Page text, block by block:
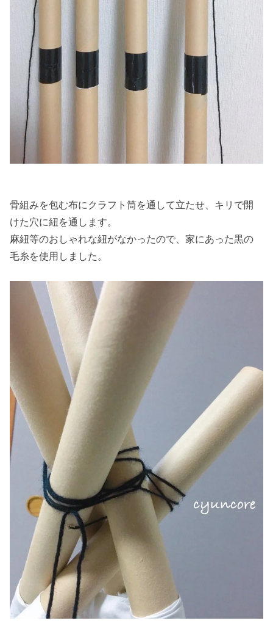
骨組みを包む布にクラフト筒を通して立たせ、キリで開
けた穴に紐を通します。
麻紐等のおしゃれな紐がなかったので、家にあった黒の
毛糸を使用しました。